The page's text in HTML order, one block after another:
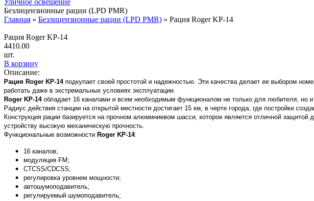
Уличное освещение
Безлицензионные рации (LPD PMR)
Главная » Безлицензионные рации (LPD PMR) » Рация Roger KP-14
Рация Roger KP-14
4410.00
шт.
В корзину
Описание:
Рация Roger KP-14подкупает своей простотой и надежностью. Эти качества делает ее выбором
работать даже в экстремальных условиях эксплуатации.
Roger KP-14обладает 16 каналами и всем необходимым функционалом не только для любителя, но
Радиус действия станции на открытой местности достигает 15 км, в черте города, где постройки
Конструкция рации базируется на прочном алюминиевом шасси, которое является отличной
устройству высокую механическую прочность.
Функциональные возможности Roger KP-14:
16 каналов;
модуляция FM;
CTCSS/CDCSS;
регулировка уровнем мощности;
автошумоподавитель;
регулируемый шумоподавитель;